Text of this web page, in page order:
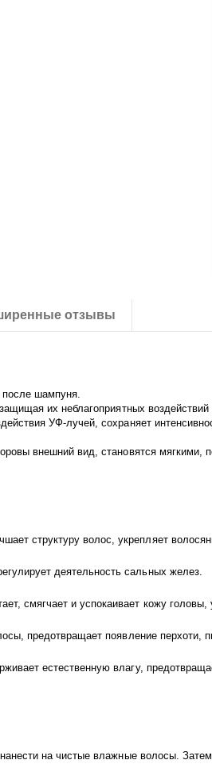
отзывы
после шампуня.
их неблагоприятных
УФ-лучей, сохраняет
внешний вид, становятся мягкими,
структуру волос, укрепляет
деятельность сальных желез.
смягчает и успокаивает кожу
предотвращает появление перхоти,
естественную влагу,
на чистые влажные волосы.